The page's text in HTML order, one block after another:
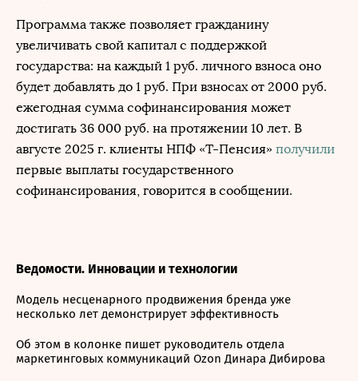
Программа также позволяет гражданину
увеличивать свой капитал с поддержкой
государства: на каждый 1 руб. личного взноса оно
будет добавлять до 1 руб. При взносах от 2000 руб.
ежегодная сумма софинансирования может
достигать 36 000 руб. на протяжении 10 лет. В
августе 2025 г. клиенты НПФ «Т-Пенсия» получили
первые выплаты государственного
софинансирования, говорится в сообщении.
Ведомости. Инновации и технологии
Модель несценарного продвижения бренда уже
несколько лет демонстрирует эффективность
Об этом в колонке пишет руководитель отдела
маркетинговых коммуникаций Ozon Динара Дибирова